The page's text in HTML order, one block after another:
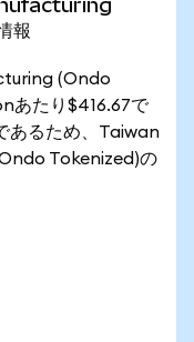
報
(Ondo
あたり$416.67で
あるため、Taiwan
Tokenized)の